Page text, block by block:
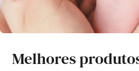
Melhores